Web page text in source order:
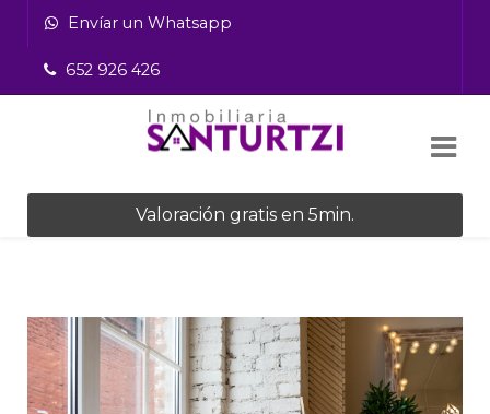
Envíar un Whatsapp
652 926 426
Valoración gratis en 5min.